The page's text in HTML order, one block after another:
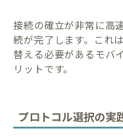
接続の確立が非常に高
続が完了します。これ
替える必要があるモバ
リットです。
プロトコル選択の実